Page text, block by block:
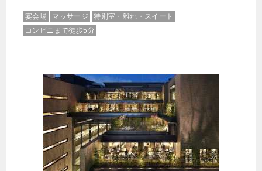
宴会場 マッサージ
特別室・離れ・スイート
コンビニまで徒歩5分